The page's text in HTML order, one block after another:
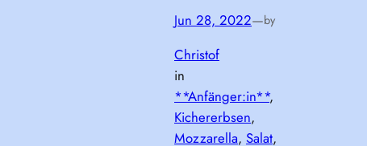
Jun 28, 2022—by
Christof
in
**Anfänger:in**
Kichererbsen
Mozzarella, Salat